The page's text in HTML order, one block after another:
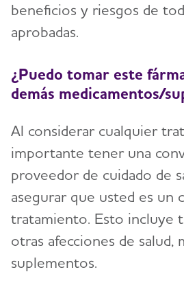
beneficios y riesgos de
aprobadas.
¿Puedo tomar este
demás medicamentos/
Al considerar cualquier
importante tener una
proveedor de cuidado de
asegurar que usted es un
tratamiento. Esto incluye
otras afecciones de salud,
suplementos.